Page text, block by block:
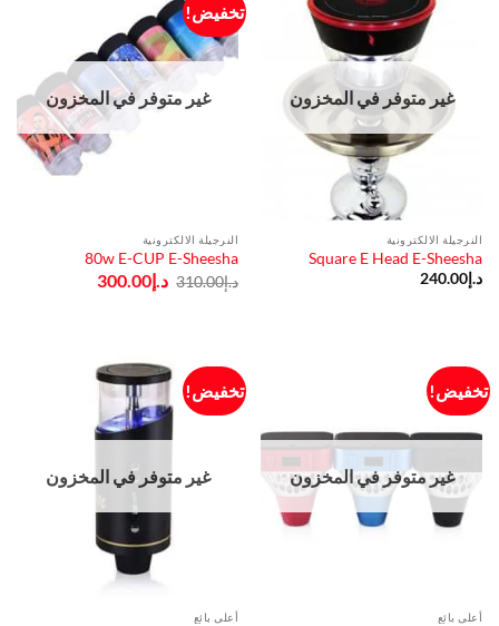
غير متوفر في المخزون
النرجيلة الالكترونية
Square E Head E-Sheesha
د.إ 240.00
تخفيض!
غير متوفر في المخزون
النرجيلة الالكترونية
80w E-CUP E-Sheesha
د.إ310.00 السعر
الأصلي
د.إ300.00السعر
الحالي
تخفيض!
غير متوفر في المخزون
أعلى بائع
تخفيض!
غير متوفر في المخزون
أعلى بائع